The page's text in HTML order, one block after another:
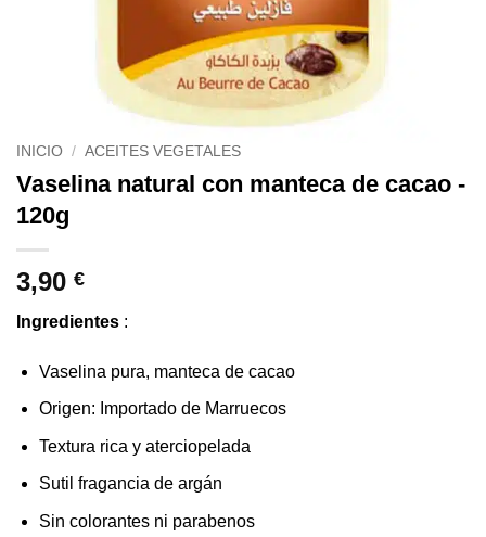
INICIO / ACEITES VEGETALES
Vaselina natural con manteca de cacao -
120g
3,90 €
Ingredientes :
Vaselina pura, manteca de cacao
Origen: Importado de Marruecos
Textura rica y aterciopelada
Sutil fragancia de argán
Sin colorantes ni parabenos